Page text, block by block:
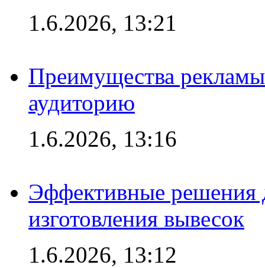
1.6.2026, 13:21
Преимущества
аудиторию
1.6.2026, 13:16
Эффективные решения
изготовления вывесок
1.6.2026, 13:12